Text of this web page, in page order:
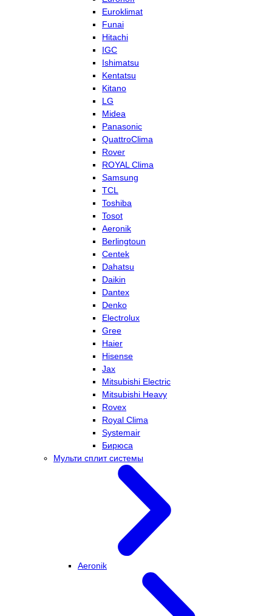
Euroklimat
Funai
Hitachi
IGC
Ishimatsu
Kentatsu
Kitano
LG
Midea
Panasonic
QuattroClima
Rover
ROYAL Clima
Samsung
TCL
Toshiba
Tosot
Aeronik
Berlingtoun
Centek
Dahatsu
Daikin
Dantex
Denko
Electrolux
Gree
Haier
Hisense
Jax
Mitsubishi Electric
Mitsubishi Heavy
Rovex
Royal Clima
Systemair
Бирюса
Мульти сплит системы
Aeronik